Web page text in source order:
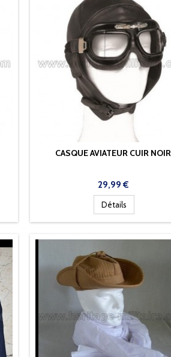
CASQUE AVIATEUR CUIR NOIR
Prix
29,99 €
Détails